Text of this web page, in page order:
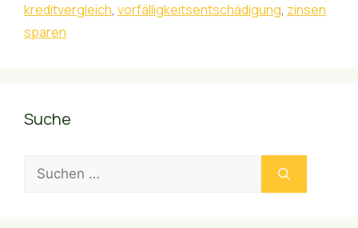
kreditvergleich, vorfälligkeitsentschädigung, zinsen
sparen
Suche
Suchen
nach: